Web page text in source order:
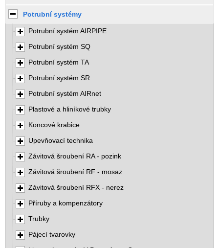
Potrubní systémy
Potrubní systém AIRPIPE
Potrubní systém SQ
Potrubní systém TA
Potrubní systém SR
Potrubní systém AIRnet
Plastové a hliníkové trubky
Koncové krabice
Upevňovací technika
Závitová šroubení RA - pozink
Závitová šroubení RF - mosaz
Závitová šroubení RFX - nerez
Příruby a kompenzátory
Trubky
Pájecí tvarovky